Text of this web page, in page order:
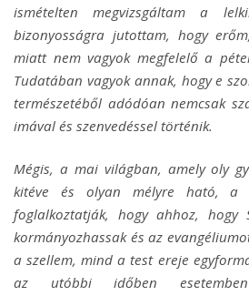
ismételten megvizsgáltam a
bizonyosságra jutottam, hogy
miatt nem vagyok megfelelő a
Tudatában vagyok annak, hogy e
természetéből adódóan nemcsak
imával és szenvedéssel történik.
Mégis, a mai világban, amely oly
kitéve és olyan mélyre ható, a
foglalkoztatják, hogy ahhoz, hogy
kormányozhassak és az
a szellem, mind a test ereje
az utóbbi időben